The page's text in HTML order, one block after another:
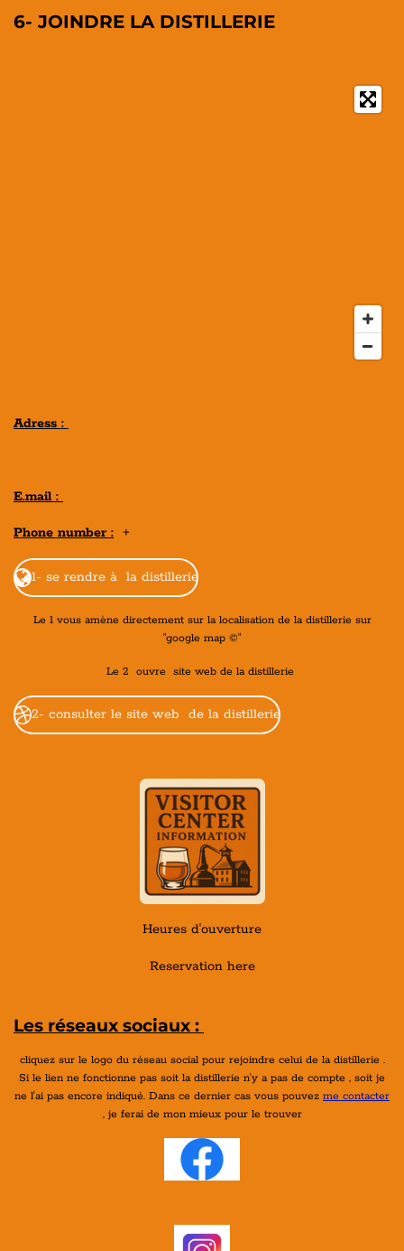
6- JOINDRE LA DISTILLERIE
Adress :
E.mail :
Phone number : +
1- se rendre à la distillerie
Le 1 vous amène directement sur la localisation de la distillerie sur
"google map ©"
Le 2 ouvre site web de la distillerie
2- consulter le site web de la distillerie
Heures d'ouverture
Reservation here
Les réseaux sociaux :
cliquez sur le logo du réseau social pour rejoindre celui de la distillerie .
Si le lien ne fonctionne pas soit la distillerie n'y a pas de compte , soit je
ne l'ai pas encore indiqué. Dans ce dernier cas vous pouvez me contacter
, je ferai de mon mieux pour le trouver